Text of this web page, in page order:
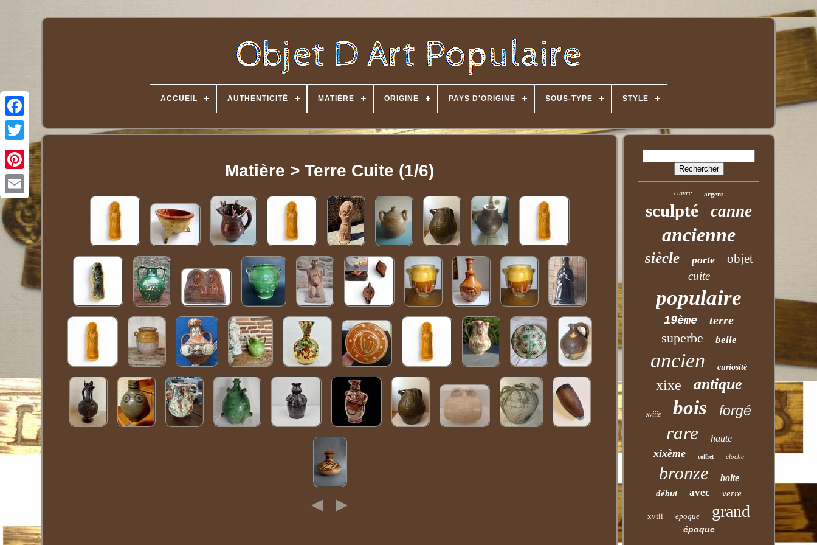
Twitter
ACCUEIL AUTHENTICITÉ MATIÈRE ORIGINE PAYS D'ORIGINE SOUS-TYPE STYLE
Matière > Terre Cuite (1/6)
cuivre argent
sculpté canne
ancienne
siècle porte objet
cuite
populaire
19ème terre
superbe belle
ancien curiosité
xixe antique
xviiie bois forgé
rare haute
xixème coffret cloche
bronze boite
début avec verre
xviii epoque grand
époque